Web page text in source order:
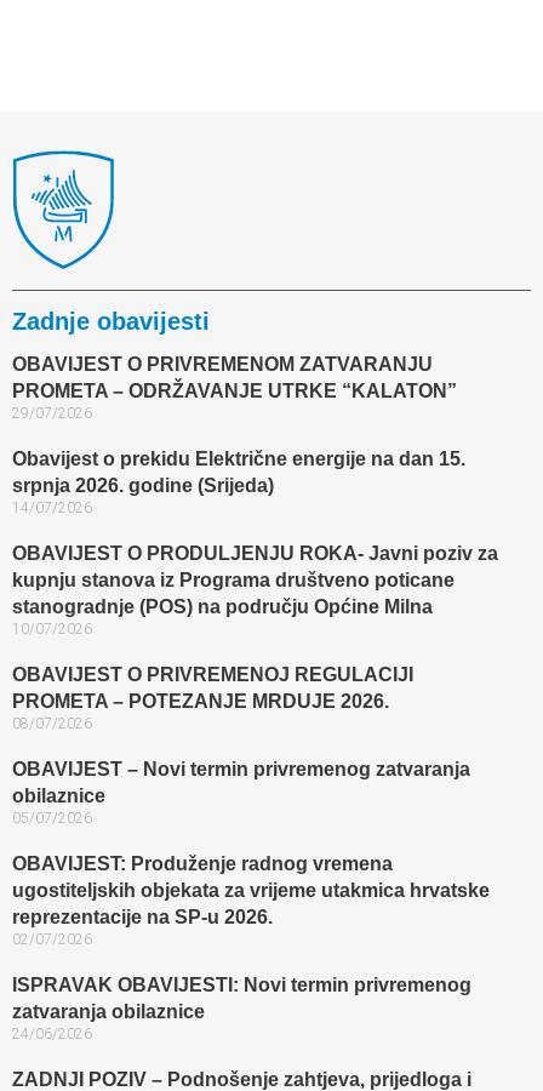
Zadnje obavijesti
OBAVIJEST O PRIVREMENOM ZATVARANJU
PROMETA – ODRŽAVANJE UTRKE “KALATON”
29/07/2026
Obavijest o prekidu Električne energije na dan 15.
srpnja 2026. godine (Srijeda)
14/07/2026
OBAVIJEST O PRODULJENJU ROKA- Javni poziv za
kupnju stanova iz Programa društveno poticane
stanogradnje (POS) na području Općine Milna
10/07/2026
OBAVIJEST O PRIVREMENOJ REGULACIJI
PROMETA – POTEZANJE MRDUJE 2026.
08/07/2026
OBAVIJEST – Novi termin privremenog zatvaranja
obilaznice​
05/07/2026
OBAVIJEST: Produženje radnog vremena
ugostiteljskih objekata za vrijeme utakmica hrvatske
reprezentacije na SP-u 2026.
02/07/2026
ISPRAVAK OBAVIJESTI: Novi termin privremenog
zatvaranja obilaznice​
24/06/2026
ZADNJI POZIV – Podnošenje zahtjeva, prijedloga i